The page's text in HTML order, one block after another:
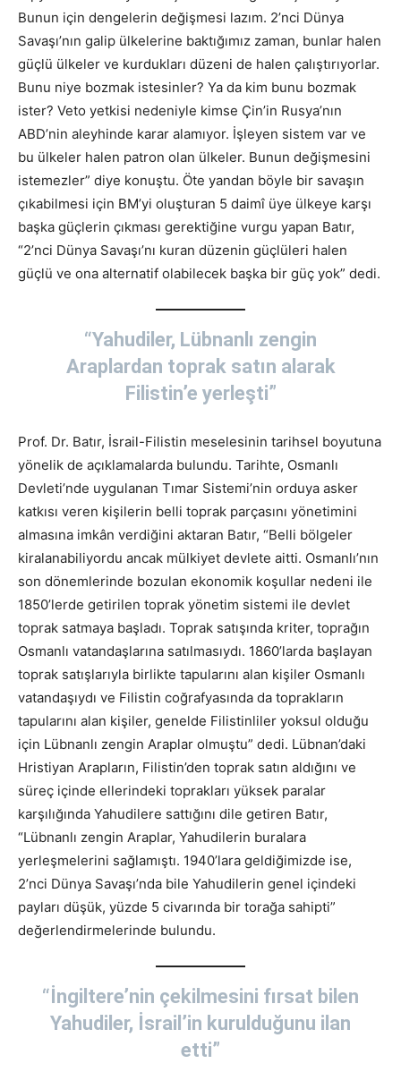
Bunun için dengelerin değişmesi lazım. 2’nci Dünya
Savaşı’nın galip ülkelerine baktığımız zaman, bunlar halen
güçlü ülkeler ve kurdukları düzeni de halen çalıştırıyorlar.
Bunu niye bozmak istesinler? Ya da kim bunu bozmak
ister? Veto yetkisi nedeniyle kimse Çin’in Rusya’nın
ABD’nin aleyhinde karar alamıyor. İşleyen sistem var ve
bu ülkeler halen patron olan ülkeler. Bunun değişmesini
istemezler” diye konuştu. Öte yandan böyle bir savaşın
çıkabilmesi için BM’yi oluşturan 5 daimî üye ülkeye karşı
başka güçlerin çıkması gerektiğine vurgu yapan Batır,
“2’nci Dünya Savaşı’nı kuran düzenin güçlüleri halen
güçlü ve ona alternatif olabilecek başka bir güç yok” dedi.
“Yahudiler, Lübnanlı zengin
Araplardan toprak satın alarak
Filistin’e yerleşti”
Prof. Dr. Batır, İsrail-Filistin meselesinin tarihsel boyutuna
yönelik de açıklamalarda bulundu. Tarihte, Osmanlı
Devleti’nde uygulanan Tımar Sistemi’nin orduya asker
katkısı veren kişilerin belli toprak parçasını yönetimini
almasına imkân verdiğini aktaran Batır, “Belli bölgeler
kiralanabiliyordu ancak mülkiyet devlete aitti. Osmanlı’nın
son dönemlerinde bozulan ekonomik koşullar nedeni ile
1850’lerde getirilen toprak yönetim sistemi ile devlet
toprak satmaya başladı. Toprak satışında kriter, toprağın
Osmanlı vatandaşlarına satılmasıydı. 1860’larda başlayan
toprak satışlarıyla birlikte tapularını alan kişiler Osmanlı
vatandaşıydı ve Filistin coğrafyasında da toprakların
tapularını alan kişiler, genelde Filistinliler yoksul olduğu
için Lübnanlı zengin Araplar olmuştu” dedi. Lübnan’daki
Hristiyan Arapların, Filistin’den toprak satın aldığını ve
süreç içinde ellerindeki toprakları yüksek paralar
karşılığında Yahudilere sattığını dile getiren Batır,
“Lübnanlı zengin Araplar, Yahudilerin buralara
yerleşmelerini sağlamıştı. 1940’lara geldiğimizde ise,
2’nci Dünya Savaşı’nda bile Yahudilerin genel içindeki
payları düşük, yüzde 5 civarında bir torağa sahipti”
değerlendirmelerinde bulundu.
“İngiltere’nin çekilmesini fırsat bilen
Yahudiler, İsrail’in kurulduğunu ilan
etti”